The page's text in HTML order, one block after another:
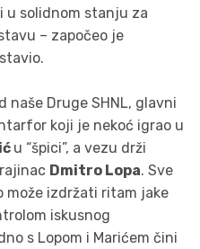
u solidnom stanju za
– započeo je
naše Druge SHNL, glavni
koji je nekoć igrao u
u “špici”, a vezu drži
Dmitro Lopa. Sve
može izdržati ritam jake
iskusnog
s Lopom i Marićem čini